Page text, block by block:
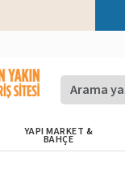
YAPI MARKET &
BAHÇE